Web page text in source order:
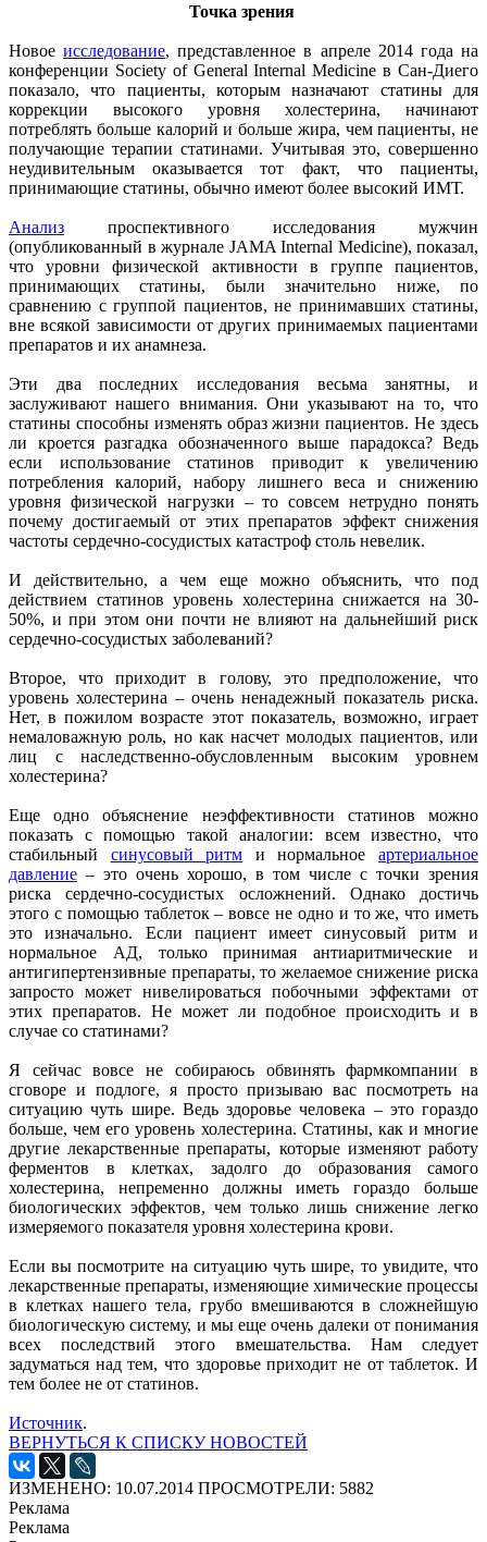
Точка зрения
Новоеисследование, представленное в апреле 2014 года на
конференции Society of General Internal Medicine в Сан-Диего
показало, что пациенты, которым назначают статины для
коррекции высокого уровня холестерина, начинают
потреблять больше калорий и больше жира, чем пациенты, не
получающие терапии статинами. Учитывая это, совершенно
неудивительным оказывается тот факт, что пациенты,
принимающие статины, обычно имеют более высокий ИМТ.
Анализ проспективного исследования мужчин
(опубликованный в журнале JAMA Internal Medicine), показал,
что уровни физической активности в группе пациентов,
принимающих статины, были значительно ниже, по
сравнению с группой пациентов, не принимавших статины,
вне всякой зависимости от других принимаемых пациентами
препаратов и их анамнеза.
Эти два последних исследования весьма занятны, и
заслуживают нашего внимания. Они указывают на то, что
статины способны изменять образ жизни пациентов. Не здесь
ли кроется разгадка обозначенного выше парадокса? Ведь
если использование статинов приводит к увеличению
потребления калорий, набору лишнего веса и снижению
уровня физической нагрузки – то совсем нетрудно понять
почему достигаемый от этих препаратов эффект снижения
частоты сердечно-сосудистых катастроф столь невелик.
И действительно, а чем еще можно объяснить, что под
действием статинов уровень холестерина снижается на 30-
50%, и при этом они почти не влияют на дальнейший риск
сердечно-сосудистых заболеваний?
Второе, что приходит в голову, это предположение, что
уровень холестерина – очень ненадежный показатель риска.
Нет, в пожилом возрасте этот показатель, возможно, играет
немаловажную роль, но как насчет молодых пациентов, или
лиц с наследственно-обусловленным высоким уровнем
холестерина?
Еще одно объяснение неэффективности статинов можно
показать с помощью такой аналогии: всем известно, что
стабильный синусовый ритм и нормальноеартериальное
давление – это очень хорошо, в том числе с точки зрения
риска сердечно-сосудистых осложнений. Однако достичь
этого с помощью таблеток – вовсе не одно и то же, что иметь
это изначально. Если пациент имеет синусовый ритм и
нормальное АД, только принимая антиаритмические и
антигипертензивные препараты, то желаемое снижение риска
запросто может нивелироваться побочными эффектами от
этих препаратов. Не может ли подобное происходить и в
случае со статинами?
Я сейчас вовсе не собираюсь обвинять фармкомпании в
сговоре и подлоге, я просто призываю вас посмотреть на
ситуацию чуть шире. Ведь здоровье человека – это гораздо
больше, чем его уровень холестерина. Статины, как и многие
другие лекарственные препараты, которые изменяют работу
ферментов в клетках, задолго до образования самого
холестерина, непременно должны иметь гораздо больше
биологических эффектов, чем только лишь снижение легко
измеряемого показателя уровня холестерина крови.
Если вы посмотрите на ситуацию чуть шире, то увидите, что
лекарственные препараты, изменяющие химические процессы
в клетках нашего тела, грубо вмешиваются в сложнейшую
биологическую систему, и мы еще очень далеки от понимания
всех последствий этого вмешательства. Нам следует
задуматься над тем, что здоровье приходит не от таблеток. И
тем более не от статинов.
Источник.
ВЕРНУТЬСЯ К СПИСКУ НОВОСТЕЙ
ИЗМЕНЕНО: 10.07.2014 ПРОСМОТРЕЛИ: 5882
Реклама
Реклама